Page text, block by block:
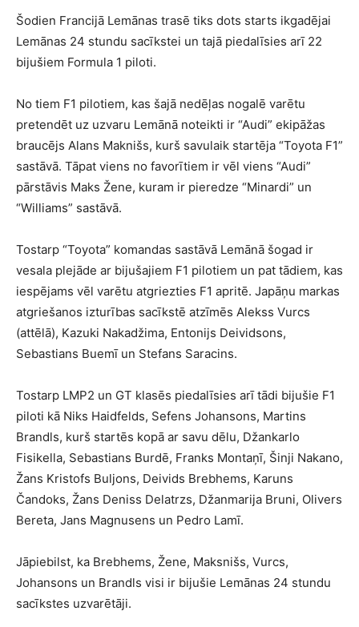
Šodien Francijā Lemānas trasē tiks dots starts ikgadējai
Lemānas 24 stundu sacīkstei un tajā piedalīsies arī 22
bijušiem Formula 1 piloti.
No tiem F1 pilotiem, kas šajā nedēļas nogalē varētu
pretendēt uz uzvaru Lemānā noteikti ir “Audi” ekipāžas
braucējs Alans Maknišs, kurš savulaik startēja “Toyota F1”
sastāvā. Tāpat viens no favorītiem ir vēl viens “Audi”
pārstāvis Maks Žene, kuram ir pieredze “Minardi” un
“Williams” sastāvā.
Tostarp “Toyota” komandas sastāvā Lemānā šogad ir
vesala plejāde ar bijušajiem F1 pilotiem un pat tādiem, kas
iespējams vēl varētu atgriezties F1 apritē. Japāņu markas
atgriešanos izturības sacīkstē atzīmēs Alekss Vurcs
(attēlā), Kazuki Nakadžima, Entonijs Deividsons,
Sebastians Buemī un Stefans Saracins.
Tostarp LMP2 un GT klasēs piedalīsies arī tādi bijušie F1
piloti kā Niks Haidfelds, Sefens Johansons, Martins
Brandls, kurš startēs kopā ar savu dēlu, Džankarlo
Fisikella, Sebastians Burdē, Franks Montaņī, Šinji Nakano,
Žans Kristofs Buljons, Deivids Brebhems, Karuns
Čandoks, Žans Deniss Delatrzs, Džanmarija Bruni, Olivers
Bereta, Jans Magnusens un Pedro Lamī.
Jāpiebilst, ka Brebhems, Žene, Maksnišs, Vurcs,
Johansons un Brandls visi ir bijušie Lemānas 24 stundu
sacīkstes uzvarētāji.